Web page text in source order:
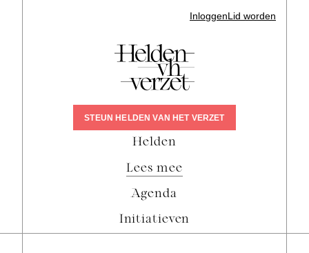
STEUN HELDEN VAN HET VERZET
Inloggen Lid worden
Helden
Lees mee
Agenda
Initiatieven